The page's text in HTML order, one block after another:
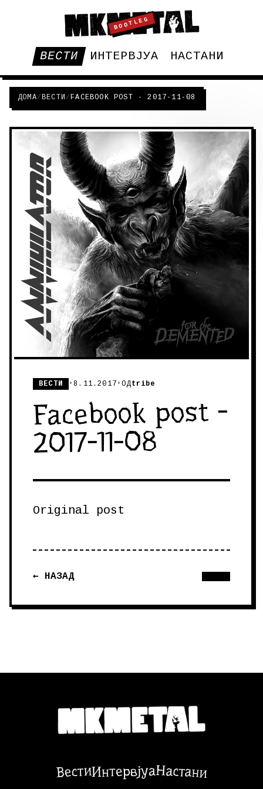
BOOTLEG
ВЕСТИ ИНТЕРВЈУА НАСТАНИ
ДОМА/ВЕСТИ /FACEBOOK POST - 2017-11-08
ВЕСТИ •8.11.2017 •ОДtribe
Facebook post -
2017-11-08
Original post
← НАЗАД
ВестиИнтервјуаНастани